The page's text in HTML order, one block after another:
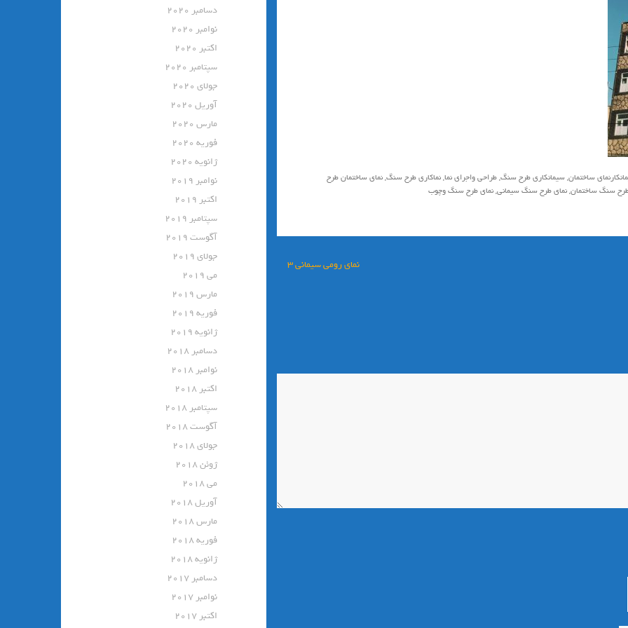
ساختمان, سیمانکاری طرح سنگ,طراحي واجراي نما,نماکاری طرح سنگ,نماي ساختمان طرح
سنگ ساختمان,نمای طرح سنگ سیمانی,نمای طرح سنگ وچوب
نمای رومی سیمانی ۳
دسامبر 2020
نوامبر 2020
اکتبر 2020
سپتامبر 2020
جولای 2020
آوریل 2020
مارس 2020
فوریه 2020
ژانویه 2020
نوامبر 2019
اکتبر 2019
سپتامبر 2019
آگوست 2019
جولای 2019
می 2019
مارس 2019
فوریه 2019
ژانویه 2019
دسامبر 2018
نوامبر 2018
اکتبر 2018
سپتامبر 2018
آگوست 2018
جولای 2018
ژوئن 2018
می 2018
آوریل 2018
مارس 2018
فوریه 2018
ژانویه 2018
دسامبر 2017
نوامبر 2017
اکتبر 2017